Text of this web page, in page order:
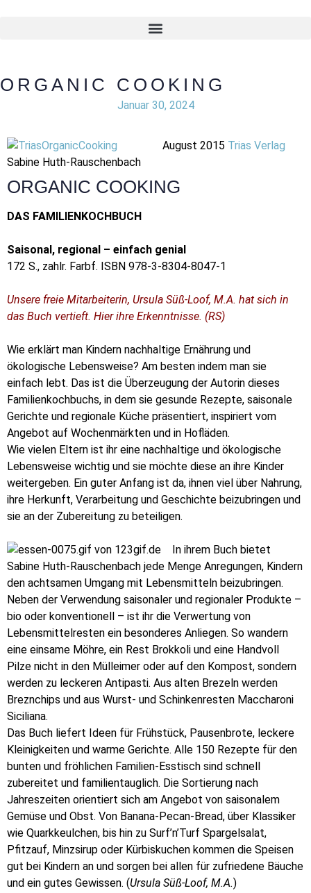
ORGANIC COOKING
Januar 30, 2024
August 2015 Trias Verlag
Sabine Huth-Rauschenbach
ORGANIC COOKING
DAS FAMILIENKOCHBUCH
Saisonal, regional – einfach genial
172 S., zahlr. Farbf. ISBN 978-3-8304-8047-1
Unsere freie Mitarbeiterin, Ursula Süß-Loof, M.A. hat sich in
das Buch vertieft. Hier ihre Erkenntnisse. (RS)
Wie erklärt man Kindern nachhaltige Ernährung und
ökologische Lebensweise? Am besten indem man sie
einfach lebt. Das ist die Überzeugung der Autorin dieses
Familienkochbuchs, in dem sie gesunde Rezepte, saisonale
Gerichte und regionale Küche präsentiert, inspiriert vom
Angebot auf Wochenmärkten und in Hofläden.
Wie vielen Eltern ist ihr eine nachhaltige und ökologische
Lebensweise wichtig und sie möchte diese an ihre Kinder
weitergeben. Ein guter Anfang ist da, ihnen viel über Nahrung,
ihre Herkunft, Verarbeitung und Geschichte beizubringen und
sie an der Zubereitung zu beteiligen.
In ihrem Buch bietet
Sabine Huth-Rauschenbach jede Menge Anregungen, Kindern
den achtsamen Umgang mit Lebensmitteln beizubringen.
Neben der Verwendung saisonaler und regionaler Produkte –
bio oder konventionell – ist ihr die Verwertung von
Lebensmittelresten ein besonderes Anliegen. So wandern
eine einsame Möhre, ein Rest Brokkoli und eine Handvoll
Pilze nicht in den Mülleimer oder auf den Kompost, sondern
werden zu leckeren Antipasti. Aus alten Brezeln werden
Breznchips und aus Wurst- und Schinkenresten Maccharoni
Siciliana.
Das Buch liefert Ideen für Frühstück, Pausenbrote, leckere
Kleinigkeiten und warme Gerichte. Alle 150 Rezepte für den
bunten und fröhlichen Familien-Esstisch sind schnell
zubereitet und familientauglich. Die Sortierung nach
Jahreszeiten orientiert sich am Angebot von saisonalem
Gemüse und Obst. Von Banana-Pecan-Bread, über Klassiker
wie Quarkkeulchen, bis hin zu Surf’n’Turf Spargelsalat,
Pfitzauf, Minzsirup oder Kürbiskuchen kommen die Speisen
gut bei Kindern an und sorgen bei allen für zufriedene Bäuche
und ein gutes Gewissen. (Ursula Süß-Loof, M.A.)